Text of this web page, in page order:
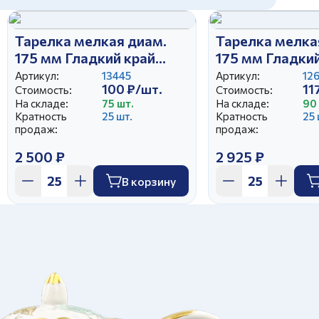
Тарелка мелкая диам.
175 мм Гладкий край
Черника (25)
Артикул:
13445
Стоимость:
100 ₽/шт.
На складе:
75 шт.
Кратность
продаж:
25 шт.
2 500 ₽
В корзину
Тарелка
175 мм
Белка с
Артикул:
Стоимость:
На складе:
90
Кратность
продаж:
25
2 925 ₽